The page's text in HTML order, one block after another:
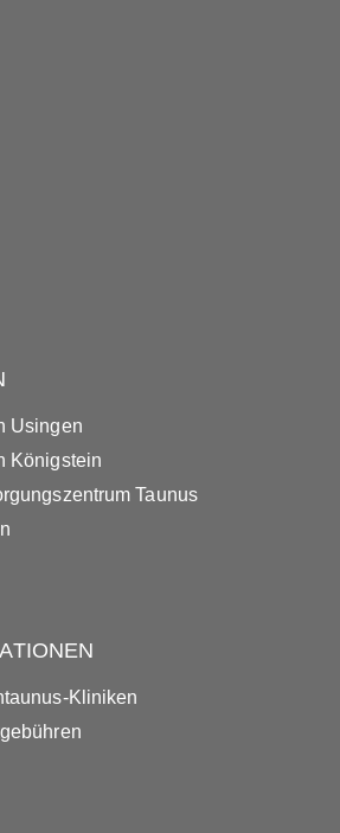
Usingen
Königstein
Taunus
Kliniken